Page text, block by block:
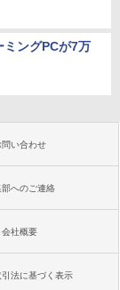
ングPCが7万
問い合わせ
部へのご連絡
会社概要
法に基づく表示